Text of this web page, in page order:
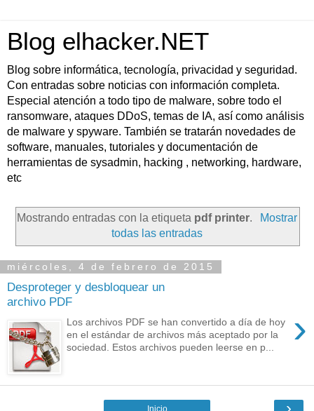
Blog elhacker.NET
Blog sobre informática, tecnología, privacidad y seguridad.
Con entradas sobre noticias con información completa.
Especial atención a todo tipo de malware, sobre todo el
ransomware, ataques DDoS, temas de IA, así como análisis
de malware y spyware. También se tratarán novedades de
software, manuales, tutoriales y documentación de
herramientas de sysadmin, hacking , networking, hardware,
etc
Mostrando entradas con la etiqueta pdf printer.
Mostrar
todas las entradas
miércoles, 4 de febrero de 2015
Desproteger y desbloquear un
archivo PDF
›
Los archivos PDF se han convertido a día de hoy
en el estándar de archivos más aceptado por la
sociedad. Estos archivos pueden leerse en p...
Inicio